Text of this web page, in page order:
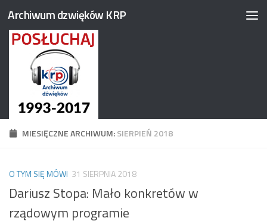
Przejdź do treści
Archiwum dzwięków KRP
MIESIĘCZNE ARCHIWUM:SIERPIEŃ 2018
O TYM SIĘ MÓWI 31 SIERPNIA 2018
Dariusz Stopa: Mało konkretów w
rządowym programie